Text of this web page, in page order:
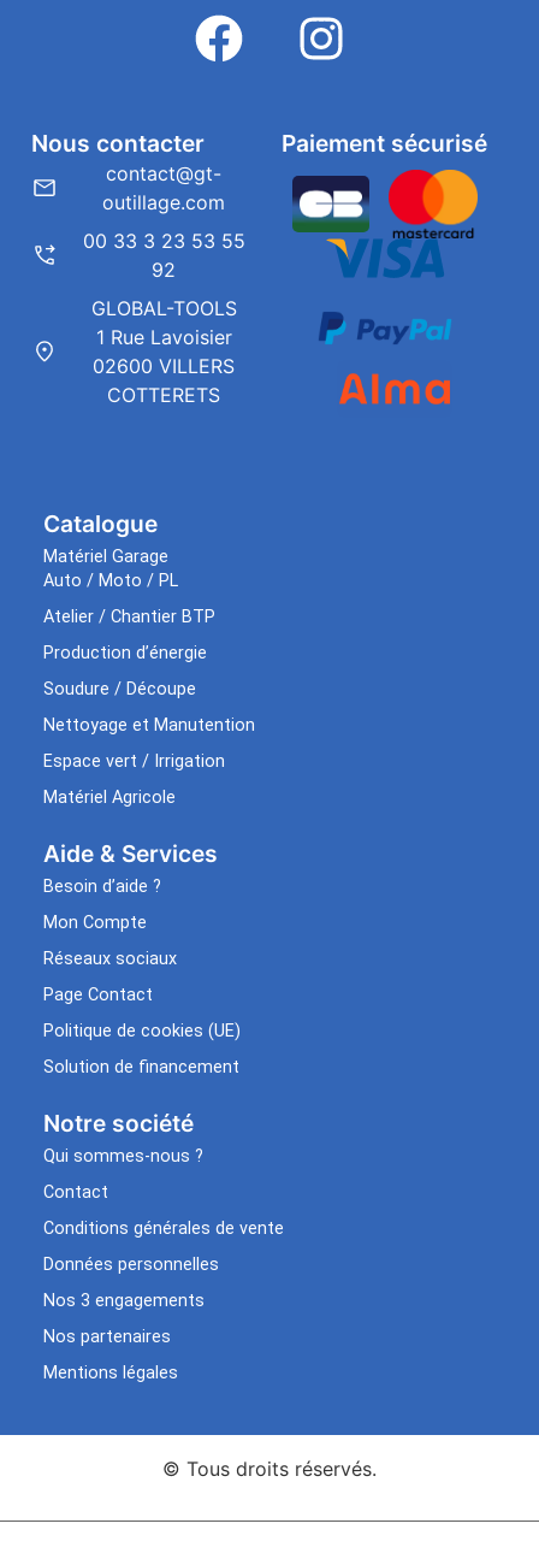
Catalogue
Matériel Garage
Auto / Moto / PL
Atelier / Chantier BTP
Production d’énergie
Soudure / Découpe
Nettoyage et Manutention
Espace vert / Irrigation
Matériel Agricole
Aide & Services​
Besoin d’aide ?
Mon Compte
Réseaux sociaux
Page Contact
Politique de cookies (UE)
Solution de financement
Notre société
Qui sommes-nous ?
Contact
Conditions générales de vente
Données personnelles
Nos 3 engagements
Nos partenaires
Mentions légales
Paiement sécurisé
Nous contacter
contact@gt-
outillage.com
00 33 3 23 53 55
92
GLOBAL-TOOLS
1 Rue Lavoisier
02600 VILLERS
COTTERETS
© Tous droits réservés.